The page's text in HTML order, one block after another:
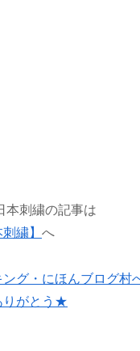
本刺繍の記事は
繍】 へ
りがとう★